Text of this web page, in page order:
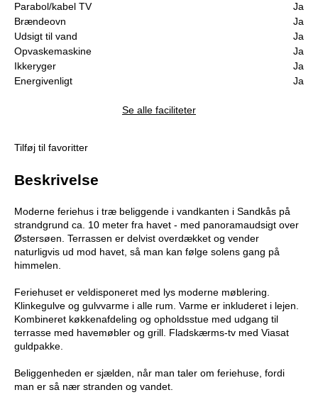
Parabol/kabel TV
Ja
Brændeovn
Ja
Udsigt til vand
Ja
Opvaskemaskine
Ja
Ikkeryger
Ja
Energivenligt
Ja
Se alle faciliteter
Tilføj til favoritter
Beskrivelse
Moderne feriehus i træ beliggende i vandkanten i Sandkås på
strandgrund ca. 10 meter fra havet - med panoramaudsigt over
Østersøen. Terrassen er delvist overdækket og vender
naturligvis ud mod havet, så man kan følge solens gang på
himmelen.
Feriehuset er veldisponeret med lys moderne møblering.
Klinkegulve og gulvvarme i alle rum. Varme er inkluderet i lejen.
Kombineret køkkenafdeling og opholdsstue med udgang til
terrasse med havemøbler og grill. Fladskærms-tv med Viasat
guldpakke.
Beliggenheden er sjælden, når man taler om feriehuse, fordi
man er så nær stranden og vandet.